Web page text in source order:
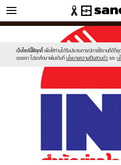
ข่าว
เว็บไซต์นี้ใช้คุกกี้ เพื่อให้ท่านได้รับประสบการณ์การใช้งานที่ดีที่สุ
ของเรา โปรดศึกษาเพิ่มเติมที่ นโยบายความเป็นส่วนตัว และ น
//s.isanook.com/sr/0/images/logo-
sanook.png
//s.isanook.com/ns/0/ud/372/